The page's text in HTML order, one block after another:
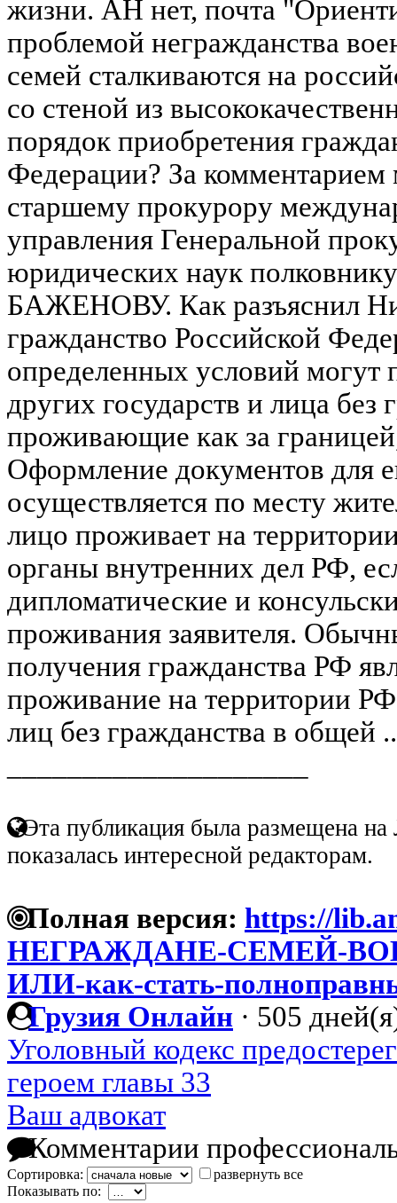
жизни. АН нет, почта
проблемой негражданства
семей сталкиваются на
со стеной из
порядок приобретения
Федерации? За комментарием
старшему прокурору
управления Генеральной
юридических наук
БАЖЕНОВУ. Как разъяснил
гражданство Российской
определенных условий могут
других государств и лица без
проживающие как за
Оформление документов для
осуществляется по месту
лицо проживает на
органы внутренних дел РФ,
дипломатические и
проживания заявителя.
получения гражданства РФ
проживание на территории
лиц без гражданства в общей
Эта публикация была размещена на
показалась интересной редакторам.
Полная версия: https://
НЕГРАЖДАНЕ-СЕМЕЙ-
ИЛИ-как-стать-
Грузия Онлайн · 505
Уголовный кодекс
героем главы 33
Ваш адвокат
Комментарии
Сортировка:
развернуть все
Показывать по: